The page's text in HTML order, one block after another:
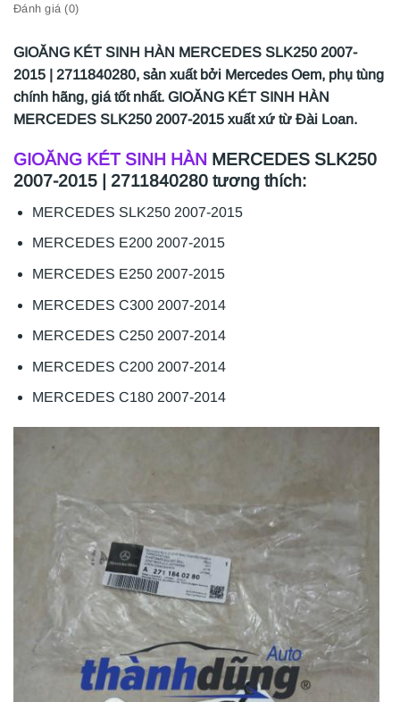
Đánh giá (0)
GIOĂNG KÉT SINH HÀN MERCEDES SLK250 2007-
2015 | 2711840280, sản xuất bởi Mercedes Oem, phụ tùng
chính hãng, giá tốt nhất. GIOĂNG KÉT SINH HÀN
MERCEDES SLK250 2007-2015 xuất xứ từ Đài Loan.
GIOĂNG KÉT SINH HÀN MERCEDES SLK250
2007-2015 | 2711840280 tương thích:
MERCEDES SLK250 2007-2015
MERCEDES E200 2007-2015
MERCEDES E250 2007-2015
MERCEDES C300 2007-2014
MERCEDES C250 2007-2014
MERCEDES C200 2007-2014
MERCEDES C180 2007-2014